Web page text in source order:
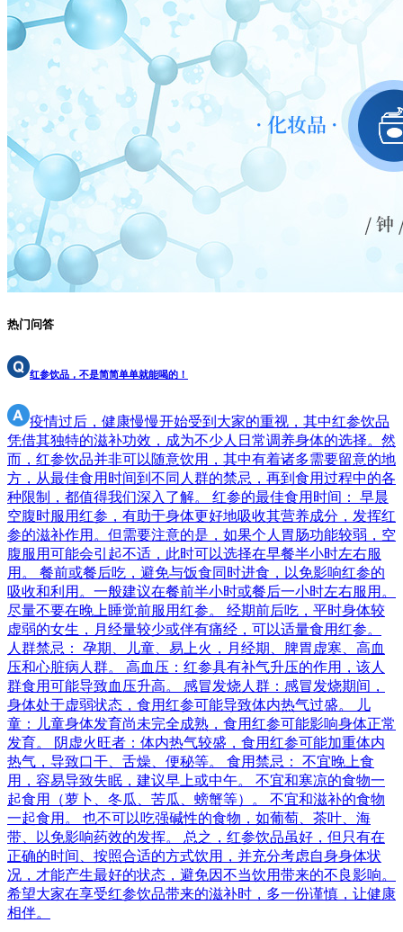
热门问答
红参饮品，不是简简单单就能喝的！
疫情过后，健康慢慢开始受到大家的重视，其中红参饮品
凭借其独特的滋补功效，成为不少人日常调养身体的选择。然
而，红参饮品并非可以随意饮用，其中有着诸多需要留意的地
方，从最佳食用时间到不同人群的禁忌，再到食用过程中的各
种限制，都值得我们深入了解。 红参的最佳食用时间： 早晨
空腹时服用红参，有助于身体更好地吸收其营养成分，发挥红
参的滋补作用。但需要注意的是，如果个人胃肠功能较弱，空
腹服用可能会引起不适，此时可以选择在早餐半小时左右服
用。 餐前或餐后吃，避免与饭食同时进食，以免影响红参的
吸收和利用。一般建议在餐前半小时或餐后一小时左右服用。
尽量不要在晚上睡觉前服用红参。 经期前后吃，平时身体较
虚弱的女生，月经量较少或伴有痛经，可以适量食用红参。
人群禁忌： 孕期、儿童、易上火，月经期、脾胃虚寒、高血
压和心脏病人群。 高血压：红参具有补气升压的作用，该人
群食用可能导致血压升高。 感冒发烧人群：感冒发烧期间，
身体处于虚弱状态，食用红参可能导致体内热气过盛。 儿
童：儿童身体发育尚未完全成熟，食用红参可能影响身体正常
发育。 阴虚火旺者：体内热气较盛，食用红参可能加重体内
热气，导致口干、舌燥、便秘等。 食用禁忌： 不宜晚上食
用，容易导致失眠，建议早上或中午。 不宜和寒凉的食物一
起食用（萝卜、冬瓜、苦瓜、螃蟹等）。 不宜和滋补的食物
一起食用。 也不可以吃强碱性的食物，如葡萄、茶叶、海
带、以免影响药效的发挥。 总之，红参饮品虽好，但只有在
正确的时间、按照合适的方式饮用，并充分考虑自身身体状
况，才能产生最好的状态，避免因不当饮用带来的不良影响。
希望大家在享受红参饮品带来的滋补时，多一份谨慎，让健康
相伴。